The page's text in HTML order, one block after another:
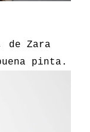
de Zara
pinta.